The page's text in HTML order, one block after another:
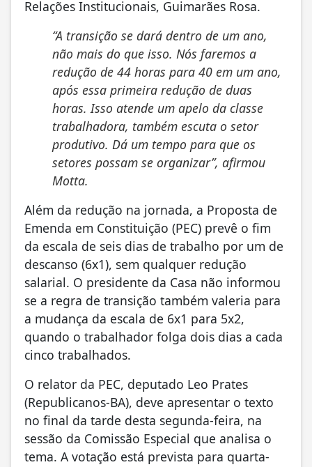
Relações Institucionais, Guimarães Rosa.
“A transição se dará dentro de um ano,
não mais do que isso. Nós faremos a
redução de 44 horas para 40 em um ano,
após essa primeira redução de duas
horas. Isso atende um apelo da classe
trabalhadora, também escuta o setor
produtivo. Dá um tempo para que os
setores possam se organizar”, afirmou
Motta.
Além da redução na jornada, a Proposta de
Emenda em Constituição (PEC) prevê o fim
da escala de seis dias de trabalho por um de
descanso (6x1), sem qualquer redução
salarial. O presidente da Casa não informou
se a regra de transição também valeria para
a mudança da escala de 6x1 para 5x2,
quando o trabalhador folga dois dias a cada
cinco trabalhados.
O relator da PEC, deputado Leo Prates
(Republicanos-BA), deve apresentar o texto
no final da tarde desta segunda-feira, na
sessão da Comissão Especial que analisa o
tema. A votação está prevista para quarta-